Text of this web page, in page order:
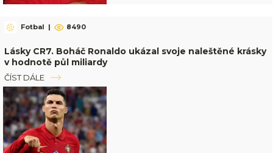
Fotbal | 8490
Lásky CR7. Boháč Ronaldo ukázal svoje naleštěné krásky
v hodnotě půl miliardy
ČÍST DÁLE